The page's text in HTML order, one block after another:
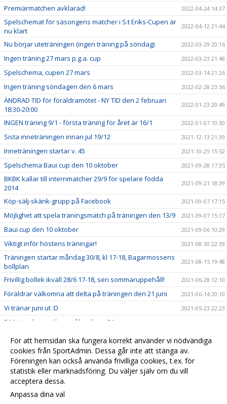
Premiärmatchen avklarad! 2022-04-24 14:37
Spelschemat för säsongens matcher i S:t Eriks-Cupen är
nu klart
2022-04-12 21:44
Nu börjar uteträningen (ingen träning på söndag) 2022-03-29 20:16
Ingen träning 27 mars p.g.a. cup 2022-03-23 21:48
Spelschema, cupen 27 mars 2022-03-14 21:26
Ingen träning söndagen den 6 mars 2022-02-28 23:56
ÄNDRAD TID för föräldramötet - NY TID den 2 februari
18:30-20:00
2022-01-23 20:49
INGEN träning 9/1 - första träning för året är 16/1 2022-01-07 10:30
Sista inneträningen innan jul 19/12 2021-12-13 21:39
Inneträningen startar v. 45 2021-10-25 15:52
Spelschema Baui cup den 10 oktober 2021-09-28 17:35
BKBK kallar till internmatcher 29/9 för spelare födda
2014
2021-09-21 18:39
Köp-sälj-skänk-grupp på Facebook 2021-09-07 17:15
Möjlighet att spela träningsmatch på träningen den 13/9 2021-09-07 15:17
Baui cup den 10 oktober 2021-09-06 10:29
Viktigt inför höstens träningar! 2021-08-30 22:39
Träningen startar måndag 30/8, kl 17-18, Bagarmossens
bollplan
2021-08-15 19:48
Frivillig bollek ikväll 28/6 17-18, sen sommaruppehåll! 2021-06-28 12:10
Föräldrar välkomna att delta på träningen den 21 juni 2021-06-14 20:10
Vi tränar juni ut :D 2021-05-23 22:23
P14 vit och svart har cafévecka, v.31
Ny ledare i P14 Vit: Välkommen Pär Holmberg 2021-04-21 22:58
Vill du engagera dig mer i laget? 2021-04-06 17:22
Uteträningen startar 5/4, 17-18, Bagarmossens bollplan 2021-04-05 13:10
För att hemsidan ska fungera korrekt använder vi nödvändiga
cookies från SportAdmin. Dessa går inte att stänga av.
Föreningen kan också använda frivilliga cookies, t.ex. för
statistik eller marknadsföring. Du väljer själv om du vill
acceptera dessa.
Anpassa dina val